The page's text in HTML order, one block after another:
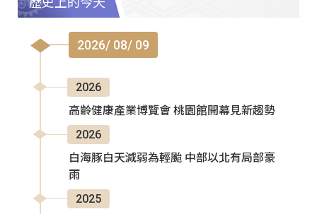
2026/ 08/ 09
2026
高齡健康產業博覽會 桃園館開幕見新趨勢
2026
白海豚白天減弱為輕颱 中部以北有局部豪
雨
2025